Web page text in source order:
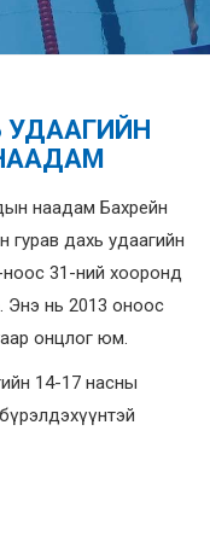
УДААГИЙН
наадам Бахрейн
гурав дахь удаагийн
ноос 31-ний хооронд
Энэ нь 2013 оноос
онцлог юм.
14-17 насны